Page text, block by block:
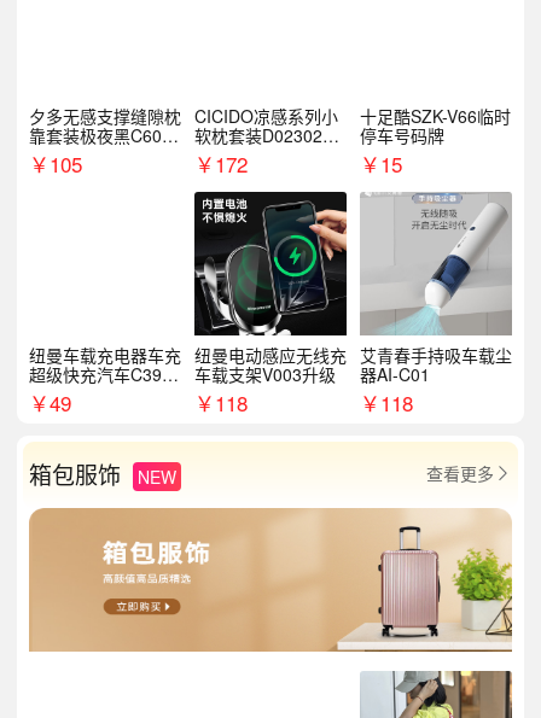
夕多无感支撑缝隙枕
靠套装极夜黑C6003
+C6004
￥105
CICIDO凉感系列小
软枕套装D023021+
D033031
￥172
十足酷SZK-V66临时
停车号码牌
￥15
纽曼车载充电器车充
超级快充汽车C39提
手拉环
￥49
纽曼电动感应无线充
车载支架V003升级
￥118
艾青春手持吸车载尘
器AI-C01
￥118
箱包服饰 NEW 查看更多 